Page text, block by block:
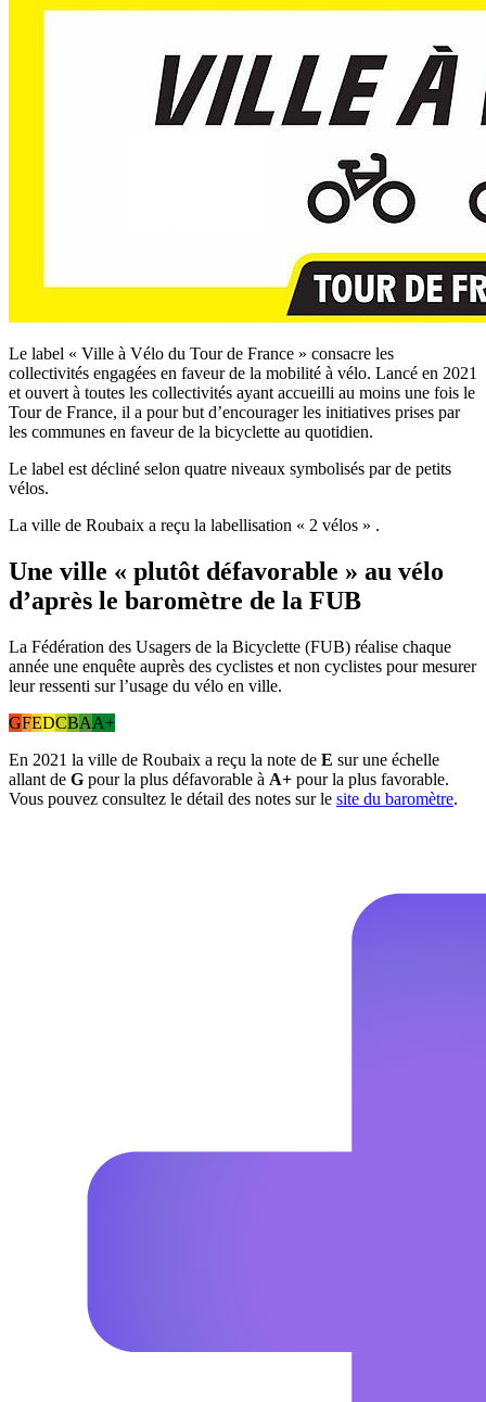
Le label « Ville à Vélo du Tour de France » consacre les
collectivités engagées en faveur de la mobilité à vélo. Lancé en 2021
et ouvert à toutes les collectivités ayant accueilli au moins une fois le
Tour de France, il a pour but d’encourager les initiatives prises par
les communes en faveur de la bicyclette au quotidien.
Le label est décliné selon quatre niveaux symbolisés par de petits
vélos.
La ville de Roubaix a reçu la labellisation « 2 vélos » .
Une ville « plutôt défavorable » au vélo
d’après le baromètre de la FUB
La Fédération des Usagers de la Bicyclette (FUB) réalise chaque
année une enquête auprès des cyclistes et non cyclistes pour mesurer
leur ressenti sur l’usage du vélo en ville.
GFEDCBAA+
En 2021 la ville de Roubaix a reçu la note de E sur une échelle
allant de G pour la plus défavorable à A+ pour la plus favorable.
Vous pouvez consultez le détail des notes sur le site du baromètre.